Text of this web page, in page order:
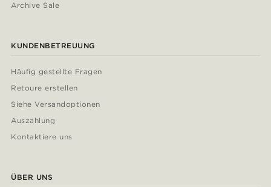
Archive Sale
KUNDENBETREUUNG
Häufig gestellte Fragen
Retoure erstellen
Siehe Versandoptionen
Auszahlung
Kontaktiere uns
ÜBER UNS